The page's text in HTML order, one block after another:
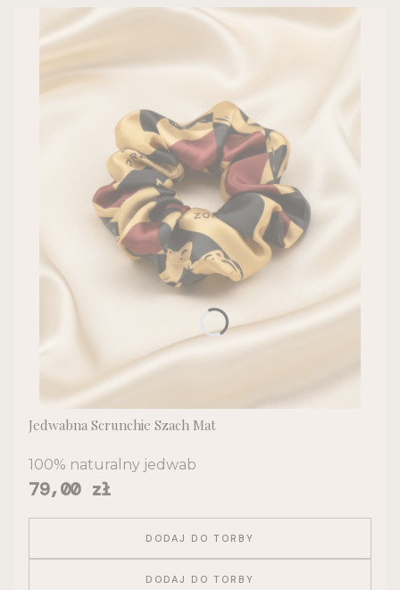
Jedwabna Scrunchie Szach Mat
100% naturalny jedwab
Cena
79,00 zł
DODAJ DO TORBY
DODAJ DO TORBY